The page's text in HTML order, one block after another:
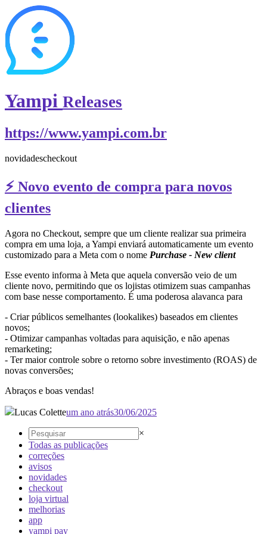
Yampi Releases
https://www.yampi.com.br
novidadescheckout
⚡️ Novo evento de compra para novos
clientes
Agora no Checkout, sempre que um cliente realizar sua primeira
compra em uma loja, a Yampi enviará automaticamente um evento
customizado para a Meta com o nome Purchase - New client
Esse evento informa à Meta que aquela conversão veio de um
cliente novo, permitindo que os lojistas otimizem suas campanhas
com base nesse comportamento. É uma poderosa alavanca para
- Criar públicos semelhantes (lookalikes) baseados em clientes
novos;
- Otimizar campanhas voltadas para aquisição, e não apenas
remarketing;
- Ter maior controle sobre o retorno sobre investimento (ROAS) de
novas conversões;
Abraços e boas vendas!
Lucas Coletteum ano atrás30/06/2025
×
Todas as publicações
correções
avisos
novidades
checkout
loja virtual
melhorias
app
yampi pay